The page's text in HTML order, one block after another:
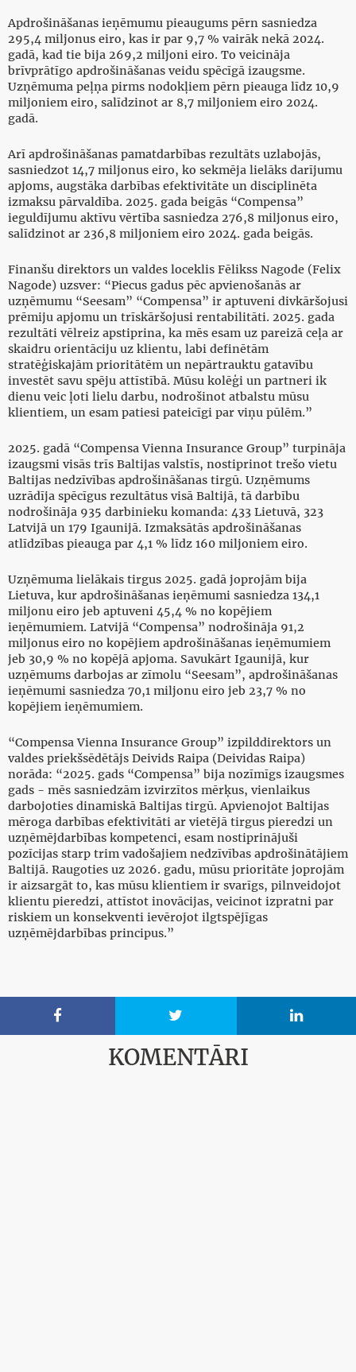
Apdrošināšanas ieņēmumu pieaugums pērn sasniedza
295,4 miljonus eiro, kas ir par 9,7 % vairāk nekā 2024.
gadā, kad tie bija 269,2 miljoni eiro. To veicināja
brīvprātīgo apdrošināšanas veidu spēcīgā izaugsme.
Uzņēmuma peļņa pirms nodokļiem pērn pieauga līdz 10,9
miljoniem eiro, salīdzinot ar 8,7 miljoniem eiro 2024.
gadā.
Arī apdrošināšanas pamatdarbības rezultāts uzlabojās,
sasniedzot 14,7 miljonus eiro, ko sekmēja lielāks darījumu
apjoms, augstāka darbības efektivitāte un disciplinēta
izmaksu pārvaldība. 2025. gada beigās “Compensa”
ieguldījumu aktīvu vērtība sasniedza 276,8 miljonus eiro,
salīdzinot ar 236,8 miljoniem eiro 2024. gada beigās.
Finanšu direktors un valdes loceklis Fēlikss Nagode (Felix
Nagode) uzsver: “Piecus gadus pēc apvienošanās ar
uzņēmumu “Seesam” “Compensa” ir aptuveni divkāršojusi
prēmiju apjomu un trīskāršojusi rentabilitāti. 2025. gada
rezultāti vēlreiz apstiprina, ka mēs esam uz pareizā ceļa ar
skaidru orientāciju uz klientu, labi definētām
stratēģiskajām prioritātēm un nepārtrauktu gatavību
investēt savu spēju attīstībā. Mūsu kolēģi un partneri ik
dienu veic ļoti lielu darbu, nodrošinot atbalstu mūsu
klientiem, un esam patiesi pateicīgi par viņu pūlēm.”
2025. gadā “Compensa Vienna Insurance Group” turpināja
izaugsmi visās trīs Baltijas valstīs, nostiprinot trešo vietu
Baltijas nedzīvības apdrošināšanas tirgū. Uzņēmums
uzrādīja spēcīgus rezultātus visā Baltijā, tā darbību
nodrošināja 935 darbinieku komanda: 433 Lietuvā, 323
Latvijā un 179 Igaunijā. Izmaksātās apdrošināšanas
atlīdzības pieauga par 4,1 % līdz 160 miljoniem eiro.
Uzņēmuma lielākais tirgus 2025. gadā joprojām bija
Lietuva, kur apdrošināšanas ieņēmumi sasniedza 134,1
miljonu eiro jeb aptuveni 45,4 % no kopējiem
ieņēmumiem. Latvijā “Compensa” nodrošināja 91,2
miljonus eiro no kopējiem apdrošināšanas ieņēmumiem
jeb 30,9 % no kopējā apjoma. Savukārt Igaunijā, kur
uzņēmums darbojas ar zīmolu “Seesam”, apdrošināšanas
ieņēmumi sasniedza 70,1 miljonu eiro jeb 23,7 % no
kopējiem ieņēmumiem.
“Compensa Vienna Insurance Group” izpilddirektors un
valdes priekšsēdētājs Deivids Raipa (Deividas Raipa)
norāda: “2025. gads “Compensa” bija nozīmīgs izaugsmes
gads - mēs sasniedzām izvirzītos mērķus, vienlaikus
darbojoties dinamiskā Baltijas tirgū. Apvienojot Baltijas
mēroga darbības efektivitāti ar vietējā tirgus pieredzi un
uzņēmējdarbības kompetenci, esam nostiprinājuši
pozīcijas starp trim vadošajiem nedzīvības apdrošinātājiem
Baltijā. Raugoties uz 2026. gadu, mūsu prioritāte joprojām
ir aizsargāt to, kas mūsu klientiem ir svarīgs, pilnveidojot
klientu pieredzi, attīstot inovācijas, veicinot izpratni par
riskiem un konsekventi ievērojot ilgtspējīgas
uzņēmējdarbības principus.”
  
KOMENTĀRI